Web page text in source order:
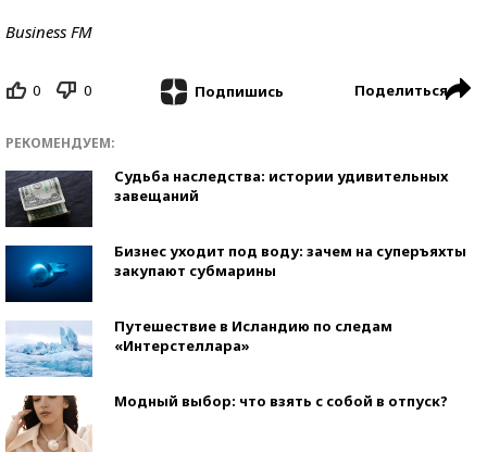
Business FM
0 0 Подпишись Поделиться
РЕКОМЕНДУЕМ:
Судьба наследства: истории удивительных
завещаний
Бизнес уходит под воду: зачем на суперъяхты
закупают субмарины
Путешествие в Исландию по следам
«Интерстеллара»
Модный выбор: что взять с собой в отпуск?